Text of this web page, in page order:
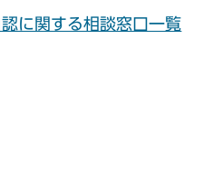
に関する相談窓口一覧